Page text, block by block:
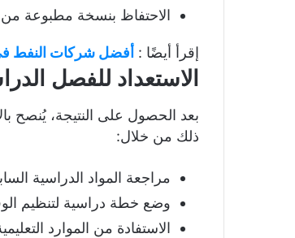
الاحتفاظ بنسخة مطبوعة من
إقرأ أيضًا : أفضل شركات النفط في
الاستعداد للفصل
بعد الحصول على النتيجة، يُنصح
ذلك من خلال:
مراجعة المواد الدراسية
وضع خطة دراسية لتنظيم
الاستفادة من الموارد